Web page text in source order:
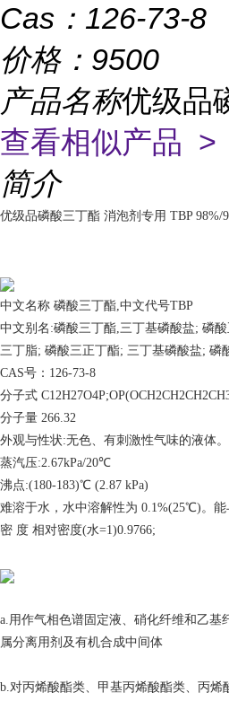
Cas： 126-73-8
价格： 9500
产品名称优级品
查看相似产品 >
简介
优级品磷酸三丁酯 消泡剂专用 TBP 98%/
中文名称 磷酸三丁酯,中文代号TBP
中文别名:磷酸三丁酯,三丁基磷酸盐; 磷
三丁脂; 磷酸三正丁酯; 三丁基磷酸盐; 磷
CAS号：126-73-8
分子式
分子量 266.32
外观与性状:无色、有刺激性气味的液体。
蒸汽压:2.67kPa/20℃
沸点:(180-183)℃ (2.87 kPa)
难溶于水，水中溶解性为 0.1%(25℃)。能
密 度 相对密度(水=1)0.9766;
a.用作气相色谱固定液、硝化纤维和乙基
属分离用剂及有机合成中间体
b.对丙烯酸酯类、甲基丙烯酸酯类、丙